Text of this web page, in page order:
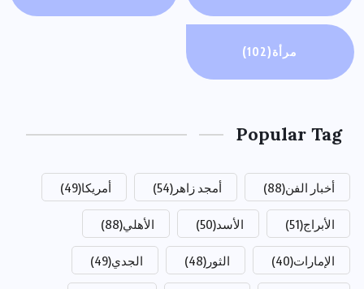
مرأة(102)
Popular Tag
أخبار الفن(88) أمجد زاهر (54) أمريكا(49)
الأبراج(51) الأسد(50) الأهلي(88)
الإمارات(40) الثور (48) الجدي(49)